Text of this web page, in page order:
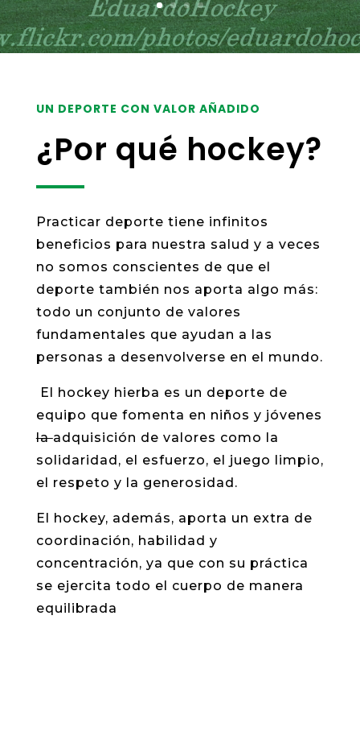
UN DEPORTE CON VALOR AÑADIDO
¿Por qué hockey?
Practicar deporte tiene infinitos
beneficios para nuestra salud y a veces
no somos conscientes de que el
deporte también nos aporta algo más:
todo un conjunto de valores
fundamentales que ayudan a las
personas a desenvolverse en el mundo.
El hockey hierba es un deporte de
equipo que fomenta en niños y jóvenes
laadquisición de valores como la
solidaridad, el esfuerzo, el juego limpio,
el respeto y la generosidad.
El hockey, además, aporta un extra de
coordinación, habilidad y
concentración, ya que con su práctica
se ejercita todo el cuerpo de manera
equilibrada